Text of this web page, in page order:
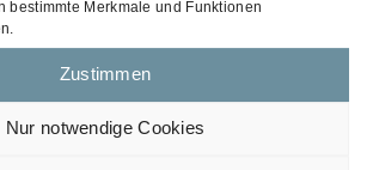
bestimmte Merkmale und Funktionen
Zustimmen
Nur notwendige Cookies
und
Die perfekten
mehr